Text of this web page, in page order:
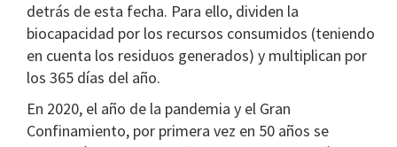
detrás de esta fecha. Para ello, dividen la
biocapacidad por los recursos consumidos (teniendo
en cuenta los residuos generados) y multiplican por
los 365 días del año.
En 2020, el año de la pandemia y el Gran
Confinamiento, por primera vez en 50 años se